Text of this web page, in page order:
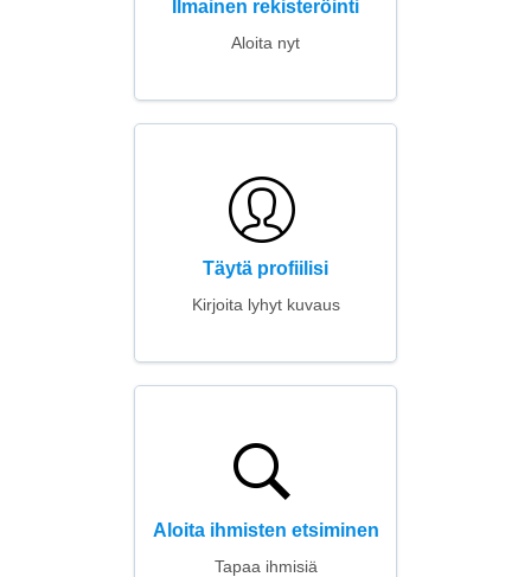
Ilmainen rekisteröinti
Aloita nyt
Täytä profiilisi
Kirjoita lyhyt kuvaus
Aloita ihmisten etsiminen
Tapaa ihmisiä